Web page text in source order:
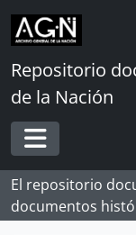
Skip to main content
Repositorio
de la Nación
Toggle
El repositorio
documentos